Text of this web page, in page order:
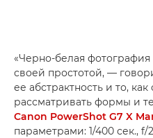
«Черно-белая
своей простотой, —
ее абстрактность и то,
рассматривать формы и
Canon PowerShot G7 X
параметрами: 1/400 сек.,